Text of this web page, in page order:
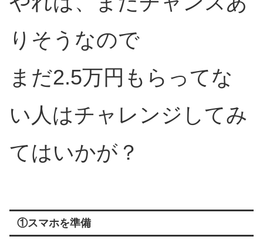
りそうなので
まだ2.5万円もらってな
い人はチャレンジしてみ
てはいかが？
①スマホを準備